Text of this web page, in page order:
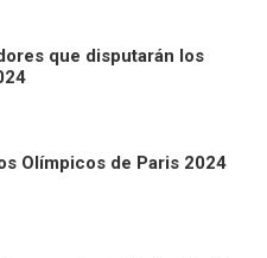
que disputarán los
Olímpicos de Paris 2024